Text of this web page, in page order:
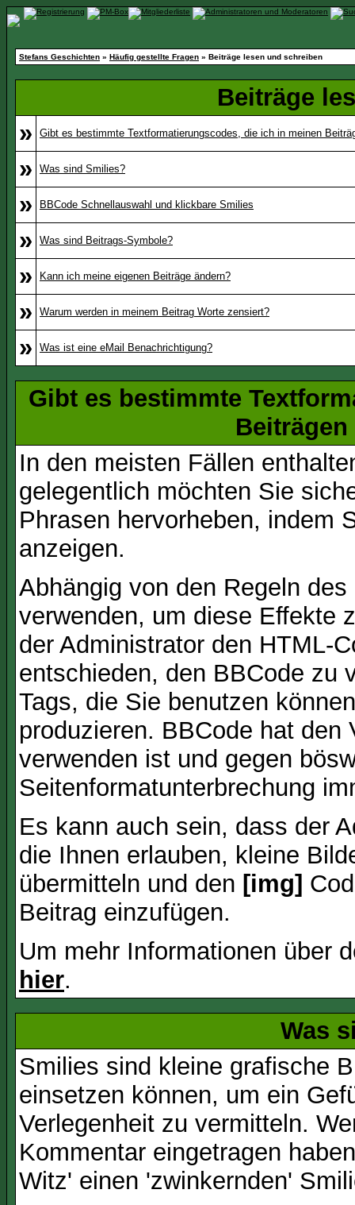
Stefans Geschichten » Häufig gestellte Fragen » Beiträge lesen und schreiben
Beiträge
»
Gibt es bestimmte Textformatierungscodes, die ich in meinen
» Was sind Smilies?
» BBCode Schnellauswahl und klickbare Smilies
» Was sind Beitrags-Symbole?
» Kann ich meine eigenen Beiträge ändern?
» Warum werden in meinem Beitrag Worte zensiert?
» Was ist eine eMail Benachrichtigung?
Gibt es bestimmte
In den meisten Fällen
gelegentlich möchten Sie
Phrasen hervorheben, indem
anzeigen.
Abhängig von den Regeln
verwenden, um diese Effekte
der Administrator den HTML-
entschieden, den BBCode zu
Tags, die Sie benutzen
produzieren. BBCode hat
verwenden ist und gegen
Seitenformatunterbrechung
Es kann auch sein, dass der
die Ihnen erlauben, kleine
übermitteln und den [img]
Beitrag einzufügen.
Um mehr Informationen über
hier.
Was
Smilies sind kleine grafische
einsetzen können, um ein
Verlegenheit zu vermitteln.
Kommentar eingetragen
Witz' einen 'zwinkernden'